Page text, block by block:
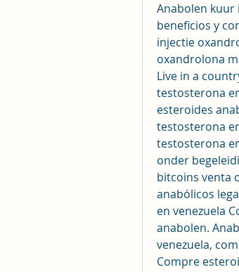
Anabolen
beneficios y
injectie
oxandrolona
Live in a
testosterona
esteroides
testosterona
testosterona
onder
bitcoins venta
anabólicos
en venezuela
anabolen.
venezuela,
Compre